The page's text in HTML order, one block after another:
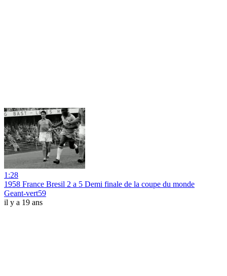
1:28
1958 France Bresil 2 a 5 Demi finale de la coupe du monde
Geant-vert59
il y a 19 ans